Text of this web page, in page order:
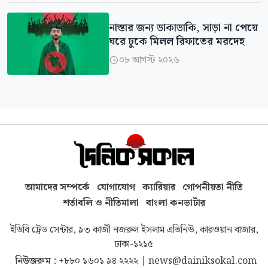
নাস্তার জন্য ডাকাডাকি, সাড়া না পেয়ে
ঘরে ঢুকে মিলল রিফাতের মরদেহ
০৮ আগস্ট ২০২৬
আমাদের সম্পর্কে যোগাযোগ ক্যারিয়ার গোপনীয়তা নীতি
শর্তাবলি ও নীতিমালা বাংলা কনভার্টার
ইডিবি ট্রেড সেন্টার, ৯৩ কাজী নজরুল ইসলাম এভিনিউ, কারওয়ান বাজার,
ঢাকা-১২১৫
নিউজরুম : +৮৮০ ১৬০১ ৯৪ ২২২২| news@dainiksokal.com